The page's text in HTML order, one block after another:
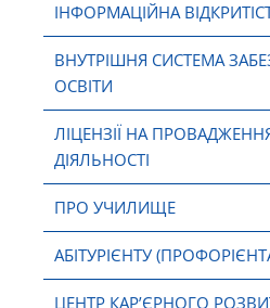
ІНФОРМАЦІЙНА
ВНУТРІШНЯ СИСТЕМА
ОСВІТИ
ЛІЦЕНЗІЇ НА
ДІЯЛЬНОСТІ
ПРО УЧИЛИЩЕ
АБІТУРІЄНТУ
ЦЕНТР КАР’ЄРНОГО